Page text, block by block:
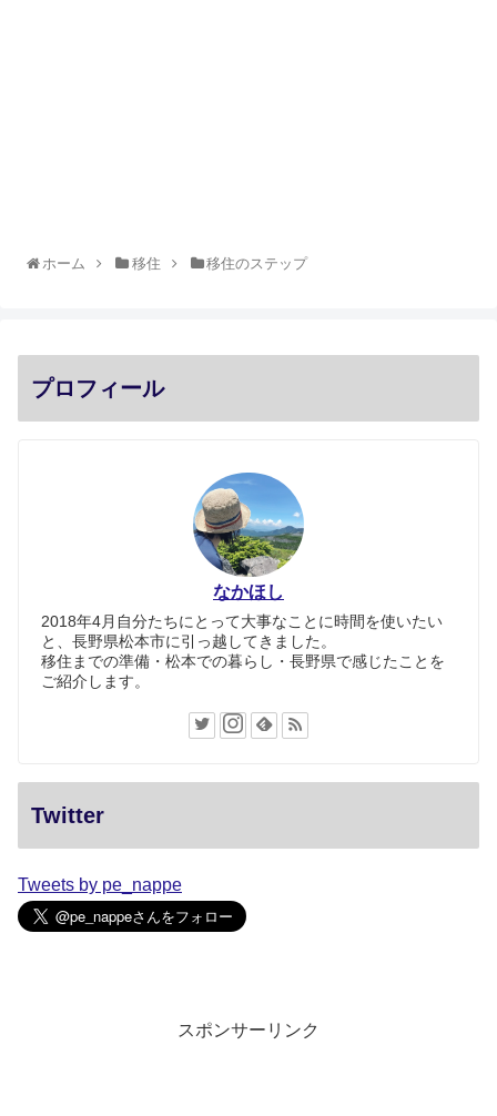
ホーム 移住 移住のステップ
プロフィール
なかほし
2018年4月自分たちにとって大事なことに時間を使いたい
と、長野県松本市に引っ越してきました。
移住までの準備・松本での暮らし・長野県で感じたことを
ご紹介します。
Twitter
Tweets by pe_nappe
スポンサーリンク